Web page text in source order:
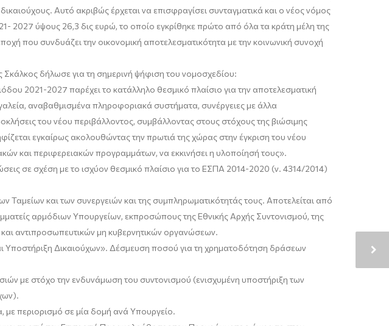
Αυτό ακριβώς έρχεται να επισφραγίσει συνταγματικά και ο νέος νόμος
ύψους 26,3 δις ευρώ, το οποίο εγκρίθηκε πρώτο από όλα τα κράτη μέλη της
που συνδυάζει την οικονομική αποτελεσματικότητα με την κοινωνική συνοχή
Σκάλκος δήλωσε για τη σημερινή ψήφιση του νομοσχεδίου:
2021-2027 παρέχει το κατάλληλο θεσμικό πλαίσιο για την αποτελεσματική
αναβαθμισμένα πληροφοριακά συστήματα, συνέργειες με άλλα
του νέου περιβάλλοντος, συμβάλλοντας στους στόχους της βιώσιμης
εγκαίρως ακολουθώντας την πρωτιά της χώρας στην έγκριση του νέου
και περιφερειακών προγραμμάτων, να εκκινήσει η υλοποίησή τους».
σε σχέση με το ισχύον θεσμικό πλαίσιο για το ΕΣΠΑ 2014-2020 (ν. 4314/2014)
και των συνεργειών και της συμπληρωματικότητάς τους. Αποτελείται από
αρμόδιων Υπουργείων, εκπροσώπους της Εθνικής Αρχής Συντονισμού, της
αντιπροσωπευτικών μη κυβερνητικών οργανώσεων.
Υποστήριξη Δικαιούχων». Δέσμευση ποσού για τη χρηματοδότηση δράσεων
με στόχο την ενδυνάμωση του συντονισμού (ενισχυμένη υποστήριξη των
περιορισμό σε μία δομή ανά Υπουργείο.